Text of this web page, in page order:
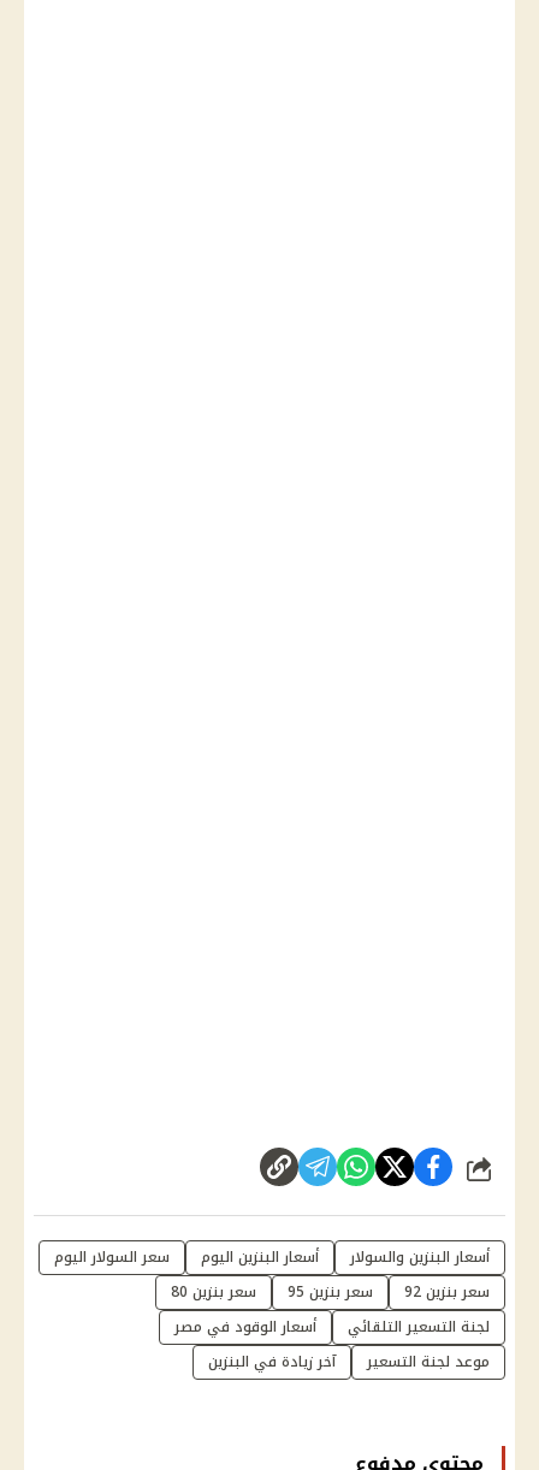
شارك
أسعار البنزين والسولار أسعار البنزين اليوم
سعر السولار اليوم
سعر بنزين 92
سعر بنزين 95
سعر بنزين 80
لجنة التسعير التلقائي
أسعار الوقود في مصر
موعد لجنة التسعير
آخر زيادة في البنزين